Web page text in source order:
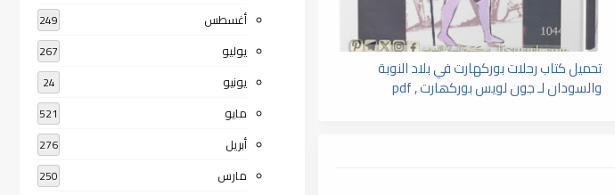
تحميل كتاب رحلات بوركهارت في بلاد النوبة
والسودان لـ جون لويس بوركھارت , pdf
أغسطس 249
يوليو 267
يونيو 24
مايو 521
أبريل 276
مارس 250